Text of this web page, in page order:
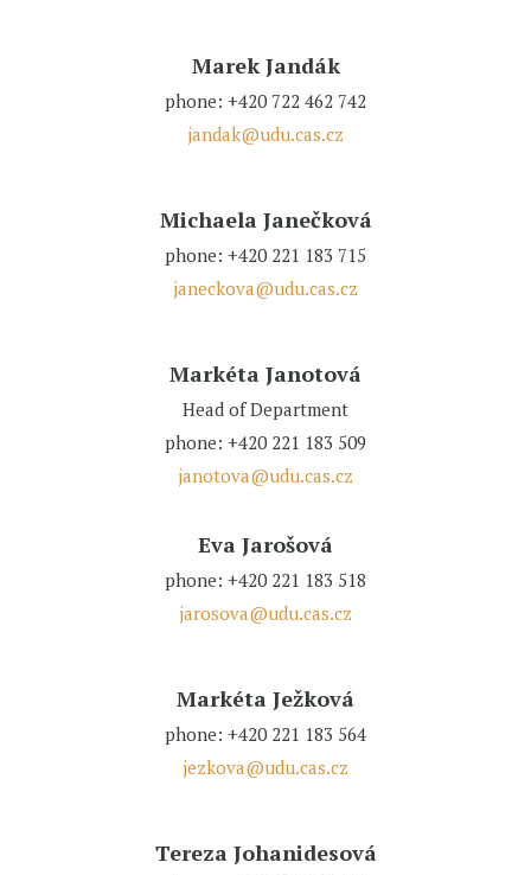
Marek Jandák
phone: +420 722 462 742
jandak@udu.cas.cz
Michaela Janečková
phone: +420 221 183 715
janeckova@udu.cas.cz
Markéta Janotová
Head of Department
phone: +420 221 183 509
janotova@udu.cas.cz
Eva Jarošová
phone: +420 221 183 518
jarosova@udu.cas.cz
Markéta Ježková
phone: +420 221 183 564
jezkova@udu.cas.cz
Tereza Johanidesová